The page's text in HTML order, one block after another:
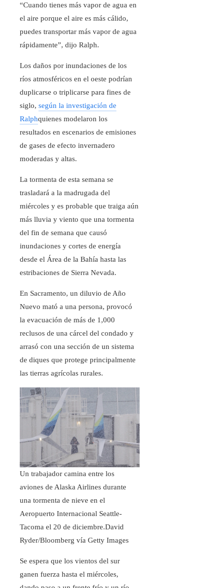
“Cuando tienes más vapor de agua en
el aire porque el aire es más cálido,
puedes transportar más vapor de agua
rápidamente”, dijo Ralph.
Los daños por inundaciones de los
ríos atmosféricos en el oeste podrían
duplicarse o triplicarse para fines de
siglo, según la investigación de
Ralphquienes modelaron los
resultados en escenarios de emisiones
de gases de efecto invernadero
moderadas y altas.
La tormenta de esta semana se
trasladará a la madrugada del
miércoles y es probable que traiga aún
más lluvia y viento que una tormenta
del fin de semana que causó
inundaciones y cortes de energía
desde el Área de la Bahía hasta las
estribaciones de Sierra Nevada.
En Sacramento, un diluvio de Año
Nuevo mató a una persona, provocó
la evacuación de más de 1,000
reclusos de una cárcel del condado y
arrasó con una sección de un sistema
de diques que protege principalmente
las tierras agrícolas rurales.
Un trabajador camina entre los
aviones de Alaska Airlines durante
una tormenta de nieve en el
Aeropuerto Internacional Seattle-
Tacoma el 20 de diciembre.David
Ryder/Bloomberg vía Getty Images
Se espera que los vientos del sur
ganen fuerza hasta el miércoles,